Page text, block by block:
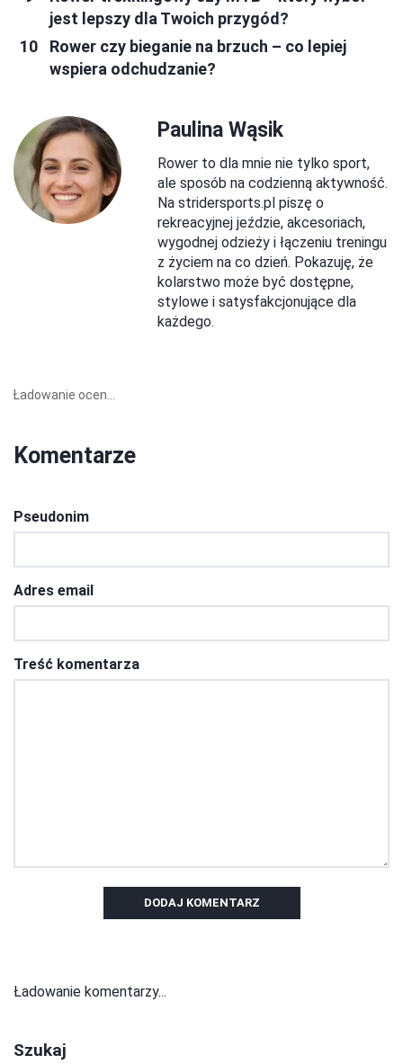
jest lepszy dla Twoich przygód?
Rower czy bieganie na brzuch – co lepiej
wspiera odchudzanie?
Paulina Wąsik
Rower to dla mnie nie tylko sport,
ale sposób na codzienną aktywność.
Na stridersports.pl piszę o
rekreacyjnej jeździe, akcesoriach,
wygodnej odzieży i łączeniu treningu
z życiem na co dzień. Pokazuję, że
kolarstwo może być dostępne,
stylowe i satysfakcjonujące dla
każdego.
Ładowanie ocen...
Komentarze
Pseudonim
Adres email
Treść komentarza
DODAJ KOMENTARZ
Ładowanie komentarzy...
Szukaj